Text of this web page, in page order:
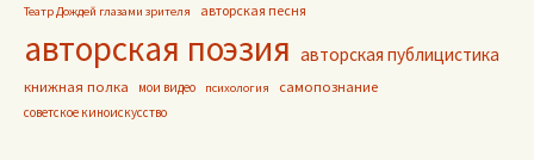
Театр Дождей глазами зрителя авторская песня
авторская поэзия авторская публицистика
книжная полка мои видео психология самопознание
советское киноискусство